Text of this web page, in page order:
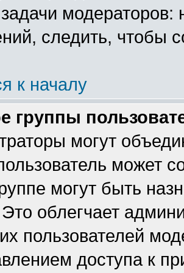
следить, чтобы
к началу
группы
могут
может
могут быть
облегчает
пользователей
доступа к